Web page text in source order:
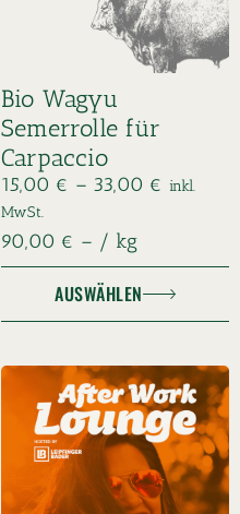
Bio Wagyu
Semerrolle für
Carpaccio
15,00 € – 33,00 € inkl.
MwSt.
90,00 € – / kg
AUSWÄHLEN